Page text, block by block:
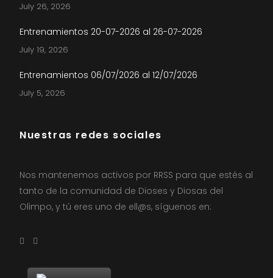
July 26, 2026
Entrenamientos 20-07-2026 al 26-07-2026
July 19, 2026
Entrenamientos 06/07/2026 al 12/07/2026
July 5, 2026
Nuestras redes sociales
Nos mantenemos activos por RRSS para que estés al
tanto de la comunidad de Dioses y Diosas del
Olimpo, y tú eres uno de ell@s, síguenos en: